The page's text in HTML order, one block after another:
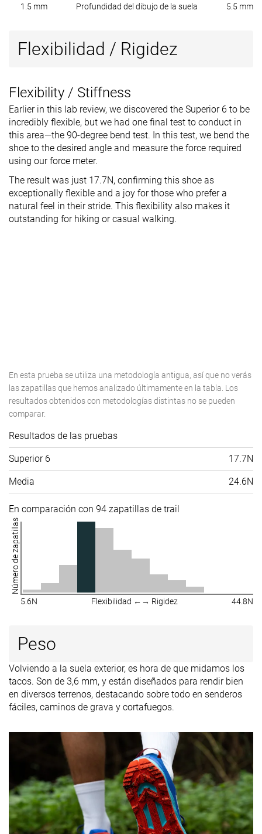
1.5 mm Profundidad del dibujo de la suela 5.5 mm
Flexibilidad / Rigidez
Flexibility / Stiffness
Earlier in this lab review, we discovered the Superior 6 to be
incredibly flexible, but we had one final test to conduct in
this area—the 90-degree bend test. In this test, we bend the
shoe to the desired angle and measure the force required
using our force meter.
The result was just 17.7N, confirming this shoe as
exceptionally flexible and a joy for those who prefer a
natural feel in their stride. This flexibility also makes it
outstanding for hiking or casual walking.
En esta prueba se utiliza una metodología antigua, así que no verás
las zapatillas que hemos analizado últimamente en la tabla. Los
resultados obtenidos con metodologías distintas no se pueden
comparar.
Resultados de las pruebas
Superior 6 17.7N
Media 24.6N
En comparación con 94 zapatillas de trail
Número de zapatillas
5.6N Flexibilidad ←→ Rigidez 44.8N
Peso
Volviendo a la suela exterior, es hora de que midamos los
tacos. Son de 3,6 mm, y están diseñados para rendir bien
en diversos terrenos, destacando sobre todo en senderos
fáciles, caminos de grava y cortafuegos.